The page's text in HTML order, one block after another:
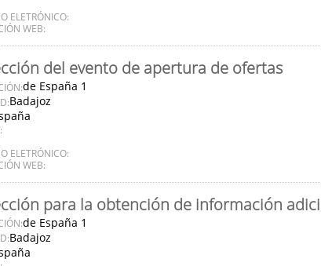
ELETRÓNICO:
WEB:
del evento de apertura de ofertas
de España 1
Badajoz
ELETRÓNICO:
WEB:
para la obtención de información
de España 1
Badajoz